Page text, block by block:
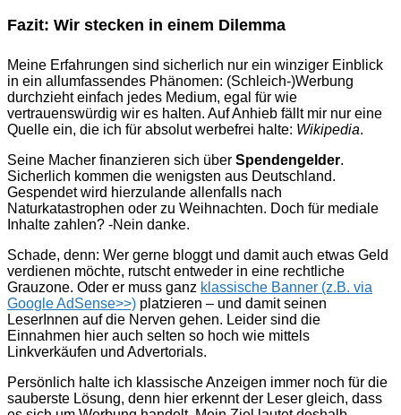
Fazit: Wir stecken in einem Dilemma
Meine Erfahrungen sind sicherlich nur ein winziger Einblick
in ein allumfassendes Phänomen: (Schleich-)Werbung
durchzieht einfach jedes Medium, egal für wie
vertrauenswürdig wir es halten. Auf Anhieb fällt mir nur eine
Quelle ein, die ich für absolut werbefrei halte: Wikipedia.
Seine Macher finanzieren sich über Spendengelder.
Sicherlich kommen die wenigsten aus Deutschland.
Gespendet wird hierzulande allenfalls nach
Naturkatastrophen oder zu Weihnachten. Doch für mediale
Inhalte zahlen? -Nein danke.
Schade, denn: Wer gerne bloggt und damit auch etwas Geld
verdienen möchte, rutscht entweder in eine rechtliche
Grauzone. Oder er muss ganz klassische Banner (z.B. via
Google AdSense>>) platzieren – und damit seinen
LeserInnen auf die Nerven gehen. Leider sind die
Einnahmen hier auch selten so hoch wie mittels
Linkverkäufen und Advertorials.
Persönlich halte ich klassische Anzeigen immer noch für die
sauberste Lösung, denn hier erkennt der Leser gleich, dass